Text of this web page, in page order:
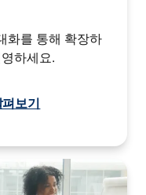
화를 통해 확장하
하세요.
보기